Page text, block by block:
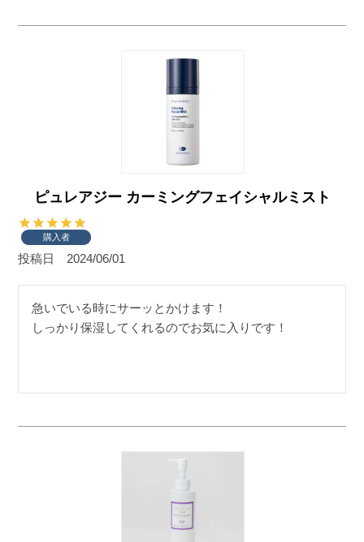
ピュレアジー カーミングフェイシャルミスト
購入者
投稿日 2024/06/01
急いでいる時にサーッとかけます！
しっかり保湿してくれるのでお気に入りです！